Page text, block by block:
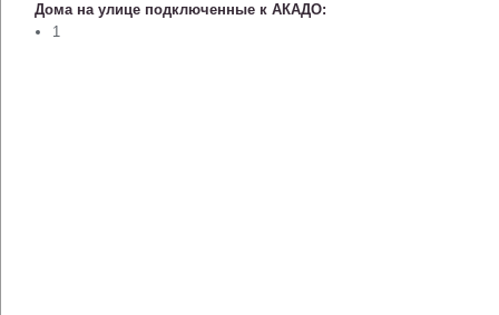
Дома на улице подключенные к АКАДО:
1